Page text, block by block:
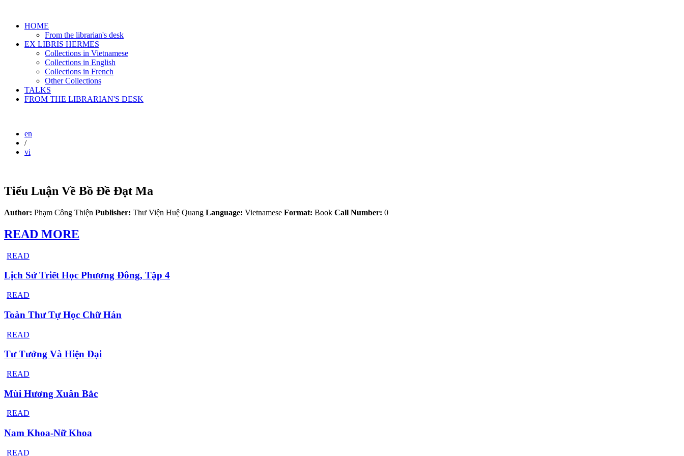
HOME
From the librarian's desk
EX LIBRIS HERMES
Collections in Vietnamese
Collections in English
Collections in French
Other Collections
TALKS
FROM THE LIBRARIAN'S DESK
en
/
vi
Tiểu Luận Về Bồ Đề Đạt Ma
Author: Phạm Công Thiện Publisher: Thư Viện Huệ Quang Language: Vietnamese Format: Book Call Number: 0
READ MORE
READ
Lịch Sử Triết Học Phương Đông, Tập 4
READ
Toàn Thư Tự Học Chữ Hán
READ
Tư Tưởng Và Hiện Đại
READ
Mùi Hương Xuân Bắc
READ
Nam Khoa-Nữ Khoa
READ